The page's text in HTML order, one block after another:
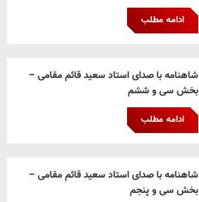
ادامه مطلب
شاهنامه با صدای استاد سعید قائم‌ مقامی –
بخش سی و ششم
ادامه مطلب
شاهنامه با صدای استاد سعید قائم‌ مقامی –
بخش سی و پنجم